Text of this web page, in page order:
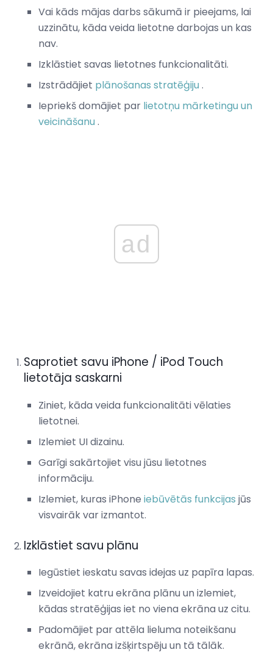
Vai kāds mājas darbs sākumā ir pieejams, lai
uzzinātu, kāda veida lietotne darbojas un kas
nav.
Izklāstiet savas lietotnes funkcionalitāti.
Izstrādājiet plānošanas stratēģiju.
Iepriekš domājiet par lietotņu mārketingu un
veicināšanu.
ad
Saprotiet savu iPhone / iPod Touch
lietotāja saskarni
Ziniet, kāda veida funkcionalitāti vēlaties
lietotnei.
Izlemiet UI dizainu.
Garīgi sakārtojiet visu jūsu lietotnes
informāciju.
Izlemiet, kuras iPhone iebūvētās funkcijas jūs
visvairāk var izmantot.
Izklāstiet savu plānu
Iegūstiet ieskatu savas idejas uz papīra lapas.
Izveidojiet katru ekrāna plānu un izlemiet,
kādas stratēģijas iet no viena ekrāna uz citu.
Padomājiet par attēla lieluma noteikšanu
ekrānā, ekrāna izšķirtspēju un tā tālāk.